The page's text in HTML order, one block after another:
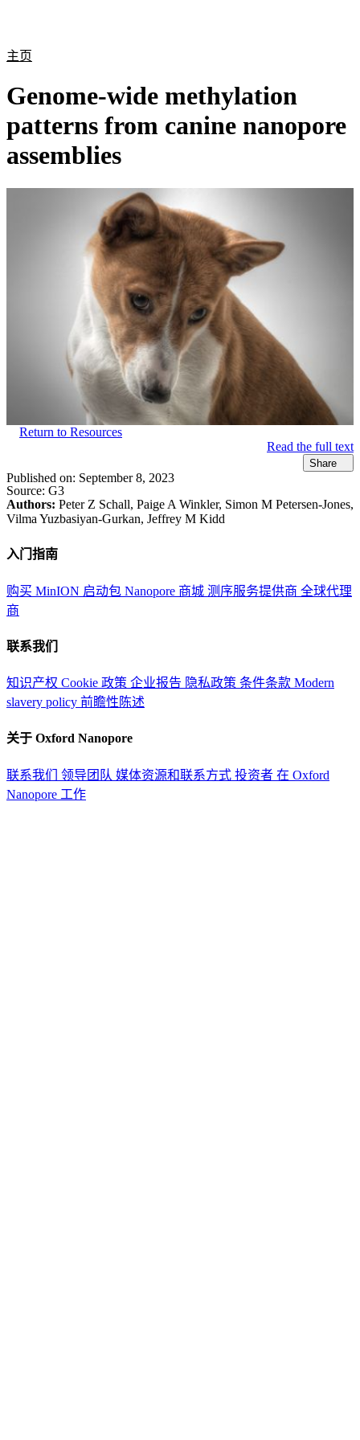
主页
Genome-wide methylation
patterns from canine nanopore
assemblies
Return to Resources
Read the full text
Share
Published on: September 8, 2023
Source: G3
Authors: Peter Z Schall, Paige A Winkler, Simon M Petersen-Jones,
Vilma Yuzbasiyan-Gurkan, Jeffrey M Kidd
入门指南
购买 MinION 启动包 Nanopore 商城 测序服务提供商 全球代理
商
联系我们
知识产权 Cookie 政策 企业报告 隐私政策 条件条款 Modern
slavery policy 前瞻性陈述
关于 Oxford Nanopore
联系我们 领导团队 媒体资源和联系方式 投资者 在 Oxford
Nanopore 工作